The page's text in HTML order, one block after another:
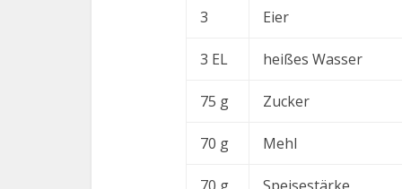
3 Eier
3 EL heißes Wasser
75 g Zucker
70 g Mehl